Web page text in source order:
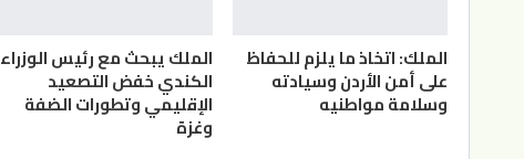
الملك: اتخاذ ما يلزم للحفاظ
على أمن الأردن وسيادته
وسلامة مواطنيه
الملك يبحث مع رئيس الوزراء
الكندي خفض التصعيد
الإقليمي وتطورات الضفة
وغزة